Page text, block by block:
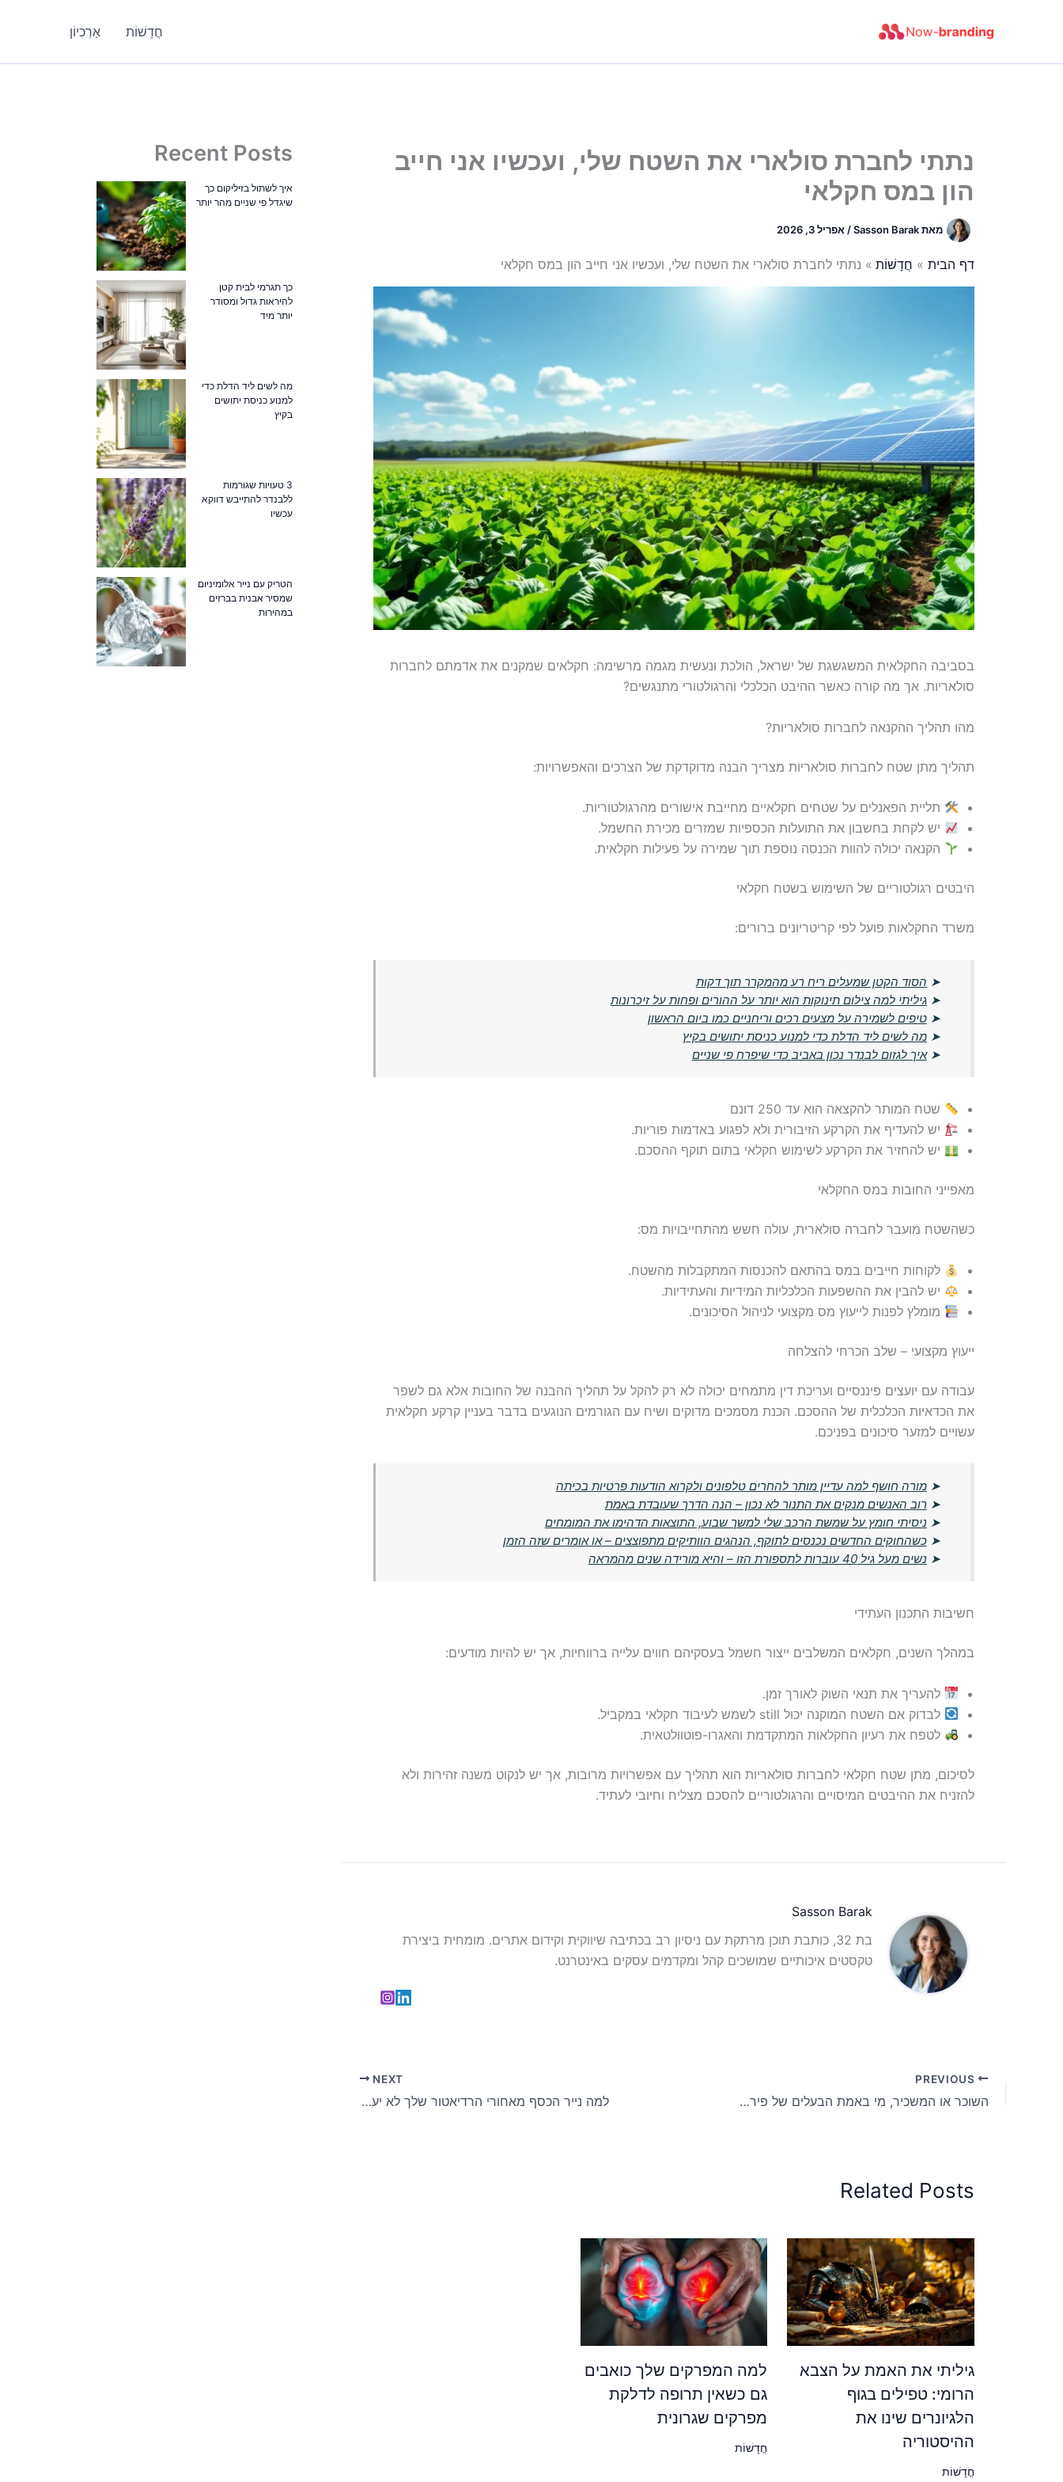
חֲדָשׁוֹת אַרְכִיוֹן
נתתי לחברת סולארי את השטח שלי, ועכשיו אני חייב
הון במס חקלאי
מאתSasson Barak
/ אפריל 3, 2026
דף הבית חֲדָשׁוֹת נתתי לחברת סולארי את השטח שלי, ועכשיו אני חייב הון במס חקלאי
בסביבה החקלאית המשגשגת של ישראל, הולכת ונעשית מגמה מרשימה: חקלאים שמקנים את אדמתם לחברות
סולאריות. אך מה קורה כאשר ההיבט הכלכלי והרגולטורי מתנגשים?
מהו תהליך ההקנאה לחברות סולאריות?
תהליך מתן שטח לחברות סולאריות מצריך הבנה מדוקדקת של הצרכים והאפשרויות:
תליית הפאנלים על שטחים חקלאיים מחייבת אישורים מהרגולטוריות.
יש לקחת בחשבון את התועלות הכספיות שמזרים מכירת החשמל.
הקנאה יכולה להוות הכנסה נוספת תוך שמירה על פעילות חקלאית.
היבטים רגולטוריים של השימוש בשטח חקלאי
משרד החקלאות פועל לפי קריטריונים ברורים:
➤ הסוד הקטן שמעלים ריח רע מהמקרר תוך דקות
➤גיליתי למה צילום תינוקות הוא יותר על ההורים ופחות על זיכרונות
➤טיפים לשמירה על מצעים רכים וריחניים כמו ביום הראשון
➤מה לשים ליד הדלת כדי למנוע כניסת יתושים בקיץ
➤איך לגזום לבנדר נכון באביב כדי שיפרח פי שניים
שטח המותר להקצאה הוא עד 250 דונם
יש להעדיף את הקרקע הזיבורית ולא לפגוע באדמות פוריות.
יש להחזיר את הקרקע לשימוש חקלאי בתום תוקף ההסכם.
מאפייני החובות במס החקלאי
כשהשטח מועבר לחברה סולארית, עולה חשש מהתחייבויות מס:
לקוחות חייבים במס בהתאם להכנסות המתקבלות מהשטח.
יש להבין את ההשפעות הכלכליות המידיות והעתידיות.
מומלץ לפנות לייעוץ מס מקצועי לניהול הסיכונים.
ייעוץ מקצועי – שלב הכרחי להצלחה
עבודה עם יועצים פיננסיים ועריכת דין מתמחים יכולה לא רק להקל על תהליך ההבנה של החובות אלא גם לשפר
את הכדאיות הכלכלית של ההסכם. הכנת מסמכים מדוקים ושיח עם הגורמים הנוגעים בדבר בעניין קרקע חקלאית
עשויים למזער סיכונים בפניכם.
➤מורה חושף למה עדיין מותר להחרים טלפונים ולקרוא הודעות פרטיות בכיתה
➤רוב האנשים מנקים את התנור לא נכון – הנה הדרך שעובדת באמת
➤ ניסיתי חומץ על שמשת הרכב שלי למשך שבוע, התוצאות הדהימו את המומחים
➤כשהחוקים החדשים נכנסים לתוקף, הנהגים הוותיקים מתפוצצים – או אומרים שזה הזמן
➤ נשים מעל גיל 40 עוברות לתספורת הזו – והיא מורידה שנים מהמראה
חשיבות התכנון העתידי
במהלך השנים, חקלאים המשלבים ייצור חשמל בעסקיהם חווים עלייה ברווחיות, אך יש להיות מודעים:
להעריך את תנאי השוק לאורך זמן.
לבדוק אם השטח המוקנה יכול still לשמש לעיבוד חקלאי במקביל.
לטפח את רעיון החקלאות המתקדמת והאגרו-פוטוולטאית.
לסיכום, מתן שטח חקלאי לחברות סולאריות הוא תהליך עם אפשרויות מרובות, אך יש לנקוט משנה זהירות ולא
להזניח את ההיבטים המיסויים והרגולטוריים להסכם מצליח וחיובי לעתיד.
Sasson Barak
בת 32, כותבת תוכן מרתקת עם ניסיון רב בכתיבה שיווקית וקידום אתרים. מומחית ביצירת
טקסטים איכותיים שמושכים קהל ומקדמים עסקים באינטרנט.
השוכר או המשכיר, מי באמת הבעלים של פירות הגינה?
NEXT
למה נייר הכסף מאחורי הרדיאטור שלך לא יעיל כמו הטריק הזה לחימום מהיר
Related Posts
גיליתי את האמת על הצבא
הרומי: טפילים בגוף
הלגיונרים שינו את
ההיסטוריה
חֲדָשׁוֹת
למה המפרקים שלך כואבים
גם כשאין תרופה לדלקת
מפרקים שגרונית
חֲדָשׁוֹת
Recent Posts
איך לשתול בזיליקום כך
שיגדל פי שניים מהר יותר
כך תגרמי לבית קטן
להיראות גדול ומסודר
יותר מיד
מה לשים ליד הדלת כדי
למנוע כניסת יתושים
בקיץ
3 טעויות שגורמות
ללבנדר להתייבש דווקא
עכשיו
הטריק עם נייר אלומיניום
שמסיר אבנית בברזים
במהירות